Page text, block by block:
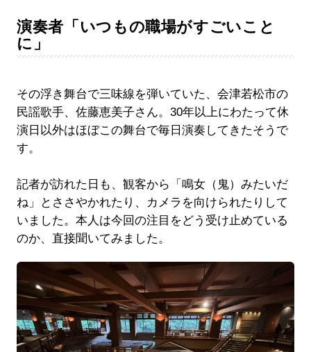
演奏者「いつもの職場がすごいこと
に」
その浮き舞台で三味線を弾いていた、会津若松市の
民謡歌手、佐藤恵美子さん。30年以上にわたって休
演日以外はほぼこの舞台で毎日演奏してきたそうで
す。
記者が訪れた日も、観客から「鳴女（鬼）みたいだ
ね」とささやかれたり、カメラを向けられたりして
いました。本人は今回の注目をどう受け止めている
のか、直接聞いてみました。